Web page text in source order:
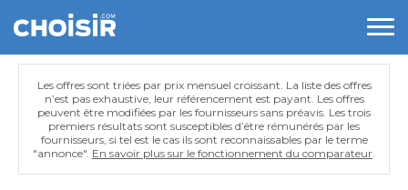
Les offres sont triées par prix mensuel croissant. La liste des offres
n’est pas exhaustive, leur référencement est payant. Les offres
peuvent être modifiées par les fournisseurs sans préavis. Les trois
premiers résultats sont susceptibles d’être rémunérés par les
fournisseurs, si tel est le cas ils sont reconnaissables par le terme
"annonce". En savoir plus sur le fonctionnement du comparateur.